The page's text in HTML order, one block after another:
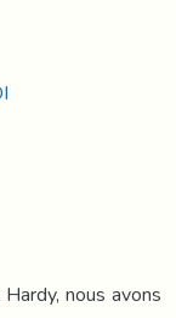
nous avons